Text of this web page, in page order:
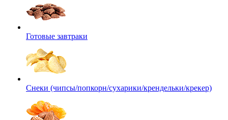
Готовые завтраки
Снеки (чипсы/попкорн/сухарики/крендельки/крекер)